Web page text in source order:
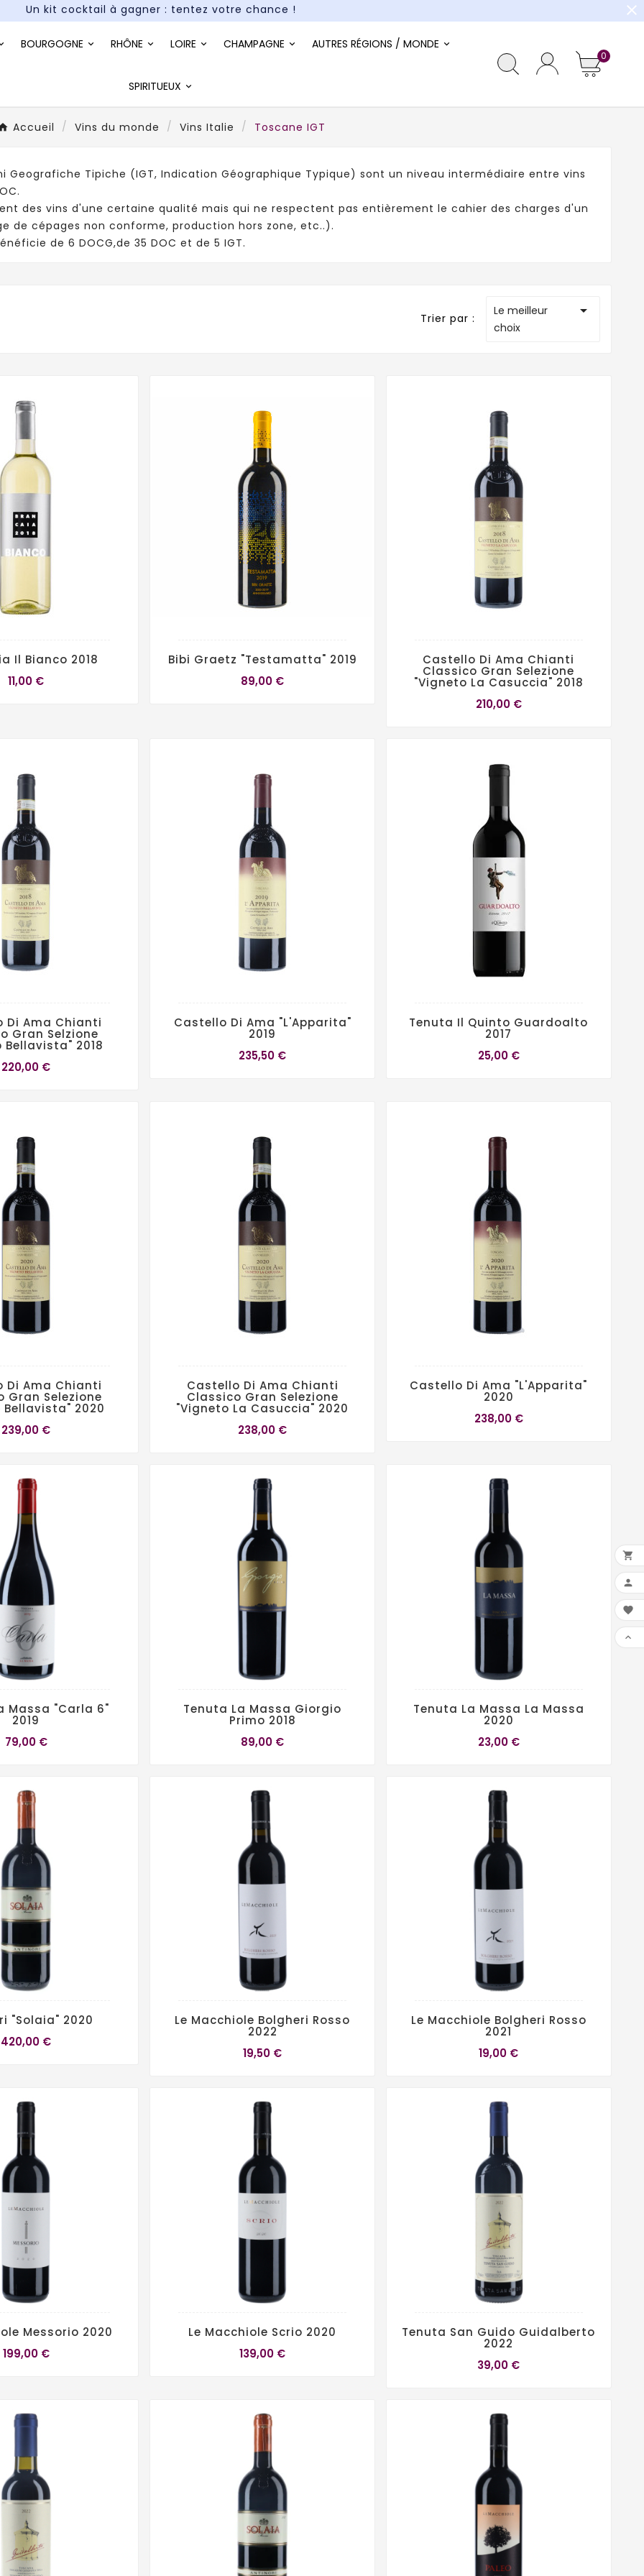
Paiement en 3X et 4X sans frais*
close
BOURGOGNE RHÔNE LOIRE CHAMPAGNE AUTRES RÉGIONS / MONDE
SPIRITUEUX
0
Accueil Vins du monde Vins Italie Toscane IGT
Geografiche Tipiche (IGT, Indication Géographique Typique) sont un niveau intermédiaire entre vins
des vins d'une certaine qualité mais qui ne respectent pas entièrement le cahier des charges d'un
de cépages non conforme, production hors zone, etc..).
de 6 DOCG,de 35 DOC et de 5 IGT.
Trier par :
Le meilleur
choix

Il Bianco 2018
11,00 €
Bibi Graetz "Testamatta" 2019
89,00 €
Castello Di Ama Chianti
Classico Gran Selezione
"Vigneto La Casuccia" 2018
210,00 €
Di Ama Chianti
Gran Selzione
Bellavista" 2018
220,00 €
Castello Di Ama "L'Apparita"
2019
235,50 €
Tenuta Il Quinto Guardoalto
2017
25,00 €
Di Ama Chianti
Gran Selezione
Bellavista" 2020
239,00 €
Castello Di Ama Chianti
Classico Gran Selezione
"Vigneto La Casuccia" 2020
238,00 €
Castello Di Ama "L'Apparita"
2020
238,00 €
Massa "Carla 6"
2019
79,00 €
Tenuta La Massa Giorgio
Primo 2018
89,00 €
Tenuta La Massa La Massa
2020
23,00 €
"Solaia" 2020
420,00 €
Le Macchiole Bolgheri Rosso
2022
19,50 €
Le Macchiole Bolgheri Rosso
2021
19,00 €
Messorio 2020
199,00 €
Le Macchiole Scrio 2020
139,00 €
Tenuta San Guido Guidalberto
2022
39,00 €



